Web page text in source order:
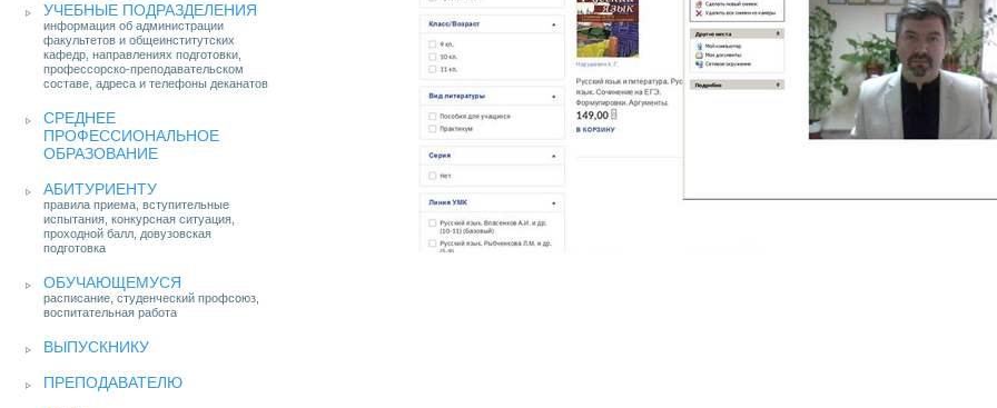
УЧЕБНЫЕ ПОДРАЗДЕЛЕНИЯ
информация об администрации
факультетов и общеинститутских
кафедр, направлениях подготовки,
профессорско-преподавательском
составе, адреса и телефоны деканатов
СРЕДНЕЕ
ПРОФЕССИОНАЛЬНОЕ
ОБРАЗОВАНИЕ
АБИТУРИЕНТУ
правила приема, вступительные
испытания, конкурсная ситуация,
проходной балл, довузовская
подготовка
ОБУЧАЮЩЕМУСЯ
расписание, студенческий профсоюз,
воспитательная работа
ВЫПУСКНИКУ
ПРЕПОДАВАТЕЛЮ